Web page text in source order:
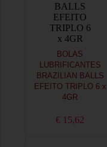
BOLAS
LUBRIFICANTES
BRAZILIAN BALLS
EFEITO TRIPLO 6 x
4GR
€ 15,62